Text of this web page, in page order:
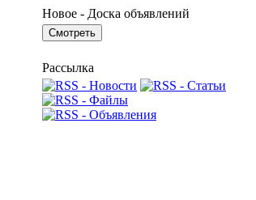
Новое - Доска объявлений
Рассылка